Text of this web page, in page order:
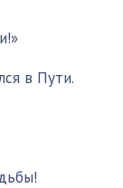
в Пути.